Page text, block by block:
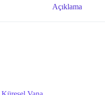
Açıklama